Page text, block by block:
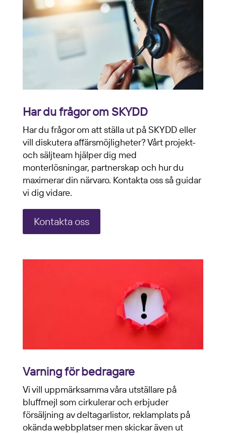
Har du frågor om SKYDD
Har du frågor om att ställa ut på SKYDD eller
vill diskutera affärsmöjligheter? Vårt projekt-
och säljteam hjälper dig med
monterlösningar, partnerskap och hur du
maximerar din närvaro. Kontakta oss så guidar
vi dig vidare.
Kontakta oss
Varning för bedragare
Vi vill uppmärksamma våra utställare på
bluffmejl som cirkulerar och erbjuder
försäljning av deltagarlistor, reklamplats på
okända webbplatser men skickar även ut